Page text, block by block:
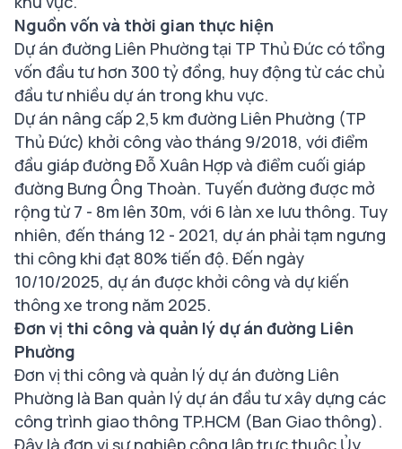
Nguồn vốn và thời gian thực hiện
Dự án đường Liên Phường tại TP Thủ Đức có tổng
vốn đầu tư hơn 300 tỷ đồng, huy động từ các chủ
đầu tư nhiều dự án trong khu vực.
Dự án nâng cấp 2,5 km đường Liên Phường (TP
Thủ Đức) khởi công vào tháng 9/2018, với điểm
đầu giáp đường Đỗ Xuân Hợp và điểm cuối giáp
đường Bưng Ông Thoàn. Tuyến đường được mở
rộng từ 7 - 8m lên 30m, với 6 làn xe lưu thông. Tuy
nhiên, đến tháng 12 - 2021, dự án phải tạm ngưng
thi công khi đạt 80% tiến độ. Đến ngày
10/10/2025, dự án được khởi công và dự kiến
thông xe trong năm 2025.
Đơn vị thi công và quản lý dự án đường Liên
Phường
Đơn vị thi công và quản lý dự án đường Liên
Phường là Ban quản lý dự án đầu tư xây dựng các
công trình giao thông TP.HCM (Ban Giao thông).